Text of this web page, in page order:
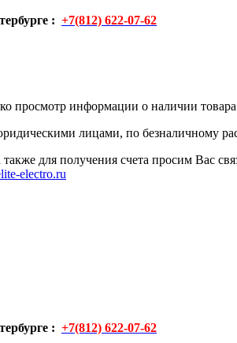
: +7(812) 622-07-62
просмотр информации о наличии
лицами, по безналичному
также для получения счета просим Вас
electro.ru
: +7(812) 622-07-62